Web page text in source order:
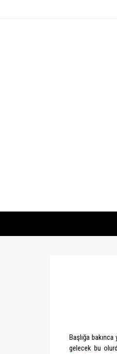
Başlığa bakınca
gelecek bu